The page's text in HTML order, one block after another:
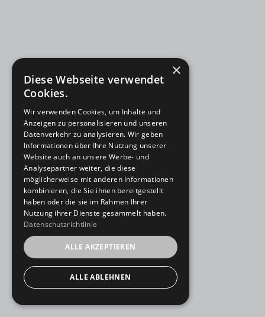
×
Diese Webseite verwendet
Cookies.
Wir verwenden Cookies, um Inhalte und
Anzeigen zu personalisieren und unseren
Datenverkehr zu analysieren. Wir geben
Informationen über Ihre Nutzung unserer
Website auch an unsere Werbe- und
Analysepartner weiter, die diese
möglicherweise mit anderen Informationen
kombinieren, die Sie ihnen bereitgestellt
haben oder die sie im Rahmen Ihrer
Nutzung ihrer Dienste gesammelt haben.
Datenschutzrichtlinie
ALLE AKZEPTIEREN
ALLE ABLEHNEN